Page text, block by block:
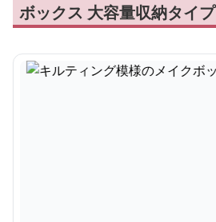
ボックス 大容量収納タイプ